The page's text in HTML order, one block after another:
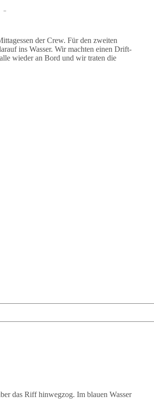
Muränen und eine Schildkröte.
der Crew. Für den zweiten
ins Wasser. Wir machten einen Drift-
wieder an Bord und wir traten die
das Riff hinwegzog. Im blauen Wasser